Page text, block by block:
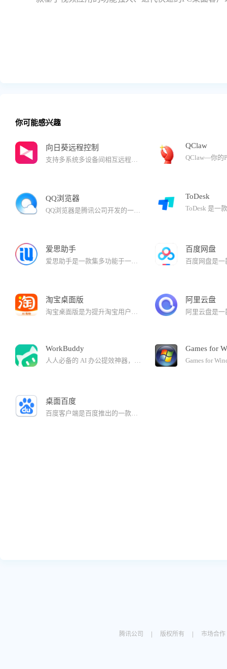
你可能感兴趣
向日葵远程控制
支持多系统多设备间相互远程控制的软件，是具有远程管理、远程办公等需求的IT技术、游戏玩家、设计师等人群的不二选择。 通过使用向日葵，可随时随地远程控制电脑或手机，远程开关机、下载文件、远程游戏等，使生活更美好。 对计算机(Windows、Mac OS、Linux)进行远程控制 提供自发支持或管理无人值守计算机(服务器) 远程桌面：远程访问电脑，实现手机/电脑远程监控电脑 远程控制安卓手机：电脑/手机控制安卓手机 远程文件管理：实现手机、电脑等多设备间文件互传，打造私有云，云盘 远程开关机：搭配向日葵开机棒、插座，实现电脑远程开关机 远程CMD/SSH：IT运维、服务器维护必备工具
QClaw
QQ浏览器
QQ浏览器是腾讯公司开发的一款极速浏览器，已升级为AI浏览器。 在用户浏览的过程中，QQ浏览器提供AI能力，帮助用户高效获取信息，提升处理、生成信息的效率。还有多个AI助理，帮助完成复杂任务。
ToDesk
爱思助手
爱思助手是一款集多功能于一身的专业的苹果刷机、越狱软件。爱思助手免费为苹果用户提供百万正版苹果应用、热闹游戏、免费铃声、高清壁纸等高速一键下载。爱思助手可以备份数据、管理文件、照片、视频、通讯录等所有资料，还可以一键清理机身内存。苹果设备管理工具就选简单易用的爱思助手。
百度网盘
淘宝桌面版
淘宝桌面版是为提升淘宝用户在PC电脑端体验，推出的客户端软件，也是淘宝网页版的一个延伸，继承网页版核心功能，更深入利用操作系统能力给淘宝用户提供快速、高效的购物支持。
阿里云盘
WorkBuddy
人人必备的 AI 办公提效神器，免部署，安装即用，1分钟直连微信/企微等下发指令，AI 自动干活交付
Games for
桌面百度
百度客户端是百度推出的一款致力于为用户提供更极致搜索体验的PC客户端，依托百度领先大数据技术，打通云端、本地数据壁垒，让搜索变得更快更全更高效。
腾讯公司 | 版权所有 | 市场合作